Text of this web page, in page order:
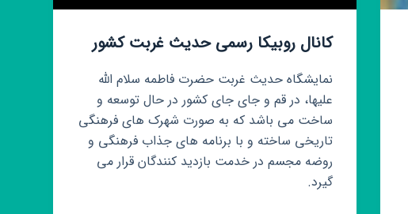
کانال روبیکا رسمی حدیث غربت کشور
نمایشگاه حدیث غربت حضرت فاطمه سلام الله
علیها، در قم و جای جای کشور در حال توسعه و
ساخت می باشد که به صورت شهرک های فرهنگی
تاریخی ساخته و با برنامه های جذاب فرهنگی و
روضه مجسم در خدمت بازدید کنندگان قرار می
گیرد.